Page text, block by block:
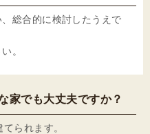
総合的に検討したうえで
。
家でも大丈夫ですか？
られます。